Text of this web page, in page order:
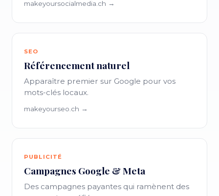
makeyoursocialmedia.ch →
SEO
Référencement naturel
Apparaître premier sur Google pour vos
mots-clés locaux.
makeyourseo.ch →
PUBLICITÉ
Campagnes Google & Meta
Des campagnes payantes qui ramènent des